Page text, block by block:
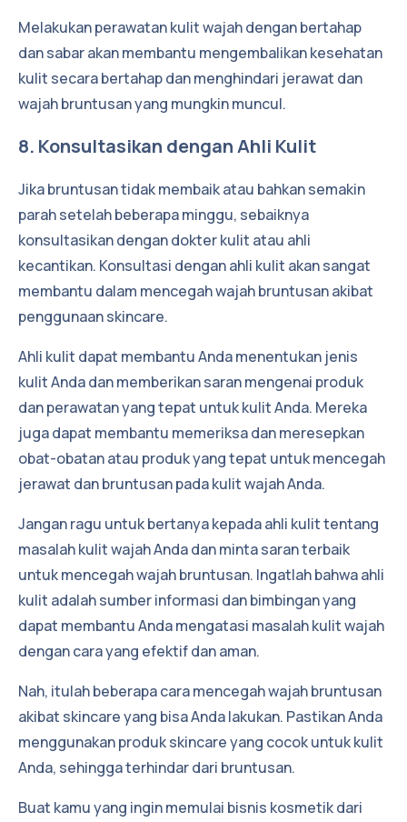
Melakukan perawatan kulit wajah dengan bertahap
dan sabar akan membantu mengembalikan kesehatan
kulit secara bertahap dan menghindari jerawat dan
wajah bruntusan yang mungkin muncul.
8. Konsultasikan dengan Ahli Kulit
Jika bruntusan tidak membaik atau bahkan semakin
parah setelah beberapa minggu, sebaiknya
konsultasikan dengan dokter kulit atau ahli
kecantikan. Konsultasi dengan ahli kulit akan sangat
membantu dalam mencegah wajah bruntusan akibat
penggunaan skincare.
Ahli kulit dapat membantu Anda menentukan jenis
kulit Anda dan memberikan saran mengenai produk
dan perawatan yang tepat untuk kulit Anda. Mereka
juga dapat membantu memeriksa dan meresepkan
obat-obatan atau produk yang tepat untuk mencegah
jerawat dan bruntusan pada kulit wajah Anda.
Jangan ragu untuk bertanya kepada ahli kulit tentang
masalah kulit wajah Anda dan minta saran terbaik
untuk mencegah wajah bruntusan. Ingatlah bahwa ahli
kulit adalah sumber informasi dan bimbingan yang
dapat membantu Anda mengatasi masalah kulit wajah
dengan cara yang efektif dan aman.
Nah, itulah beberapa cara mencegah wajah bruntusan
akibat skincare yang bisa Anda lakukan. Pastikan Anda
menggunakan produk skincare yang cocok untuk kulit
Anda, sehingga terhindar dari bruntusan.
Buat kamu yang inginmemulai bisnis kosmetik dari